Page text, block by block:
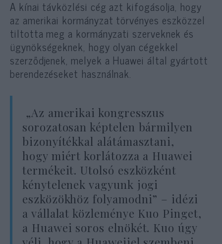
A kínai távközlési cég azt kifogásolja, hogy
az amerikai kormányzat törvényes eszközzel
tiltotta meg a kormányzati szerveknek és
ügynökségeknek, hogy olyan cégekkel
szerződjenek, melyek a Huawei által gyártott
berendezéseket használnak.
„Az amerikai kongresszus
sorozatosan képtelen bármilyen
bizonyítékkal alátámasztani,
hogy miért korlátozza a Huawei
termékeit. Utolsó eszközként
kénytelenek vagyunk jogi
eszközökhöz folyamodni” – idézi
a vállalat közleménye Kuo Pinget,
a Huawei soros elnökét. Kuo úgy